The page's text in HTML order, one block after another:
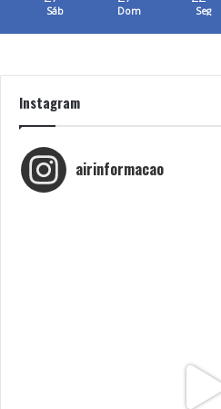
Sáb Dom Seg
Instagram
airinformacao